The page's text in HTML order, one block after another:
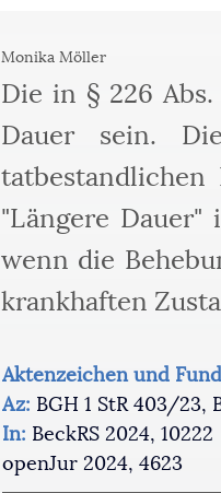
Monika Möller
Die in § 226
Dauer sein.
"Längere
wenn die
krankhaften
Aktenzeichen und
Az: BGH 1 StR 403/23,
In: BeckRS 2024, 10222
openJur 2024, 4623